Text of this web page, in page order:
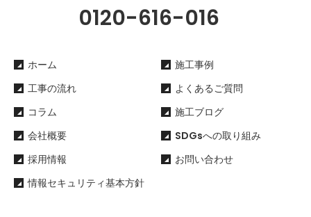
0120-616-016
ホーム
施工事例
工事の流れ
よくあるご質問
コラム
施工ブログ
会社概要
SDGsへの取り組み
採用情報
お問い合わせ
情報セキュリティ基本方針